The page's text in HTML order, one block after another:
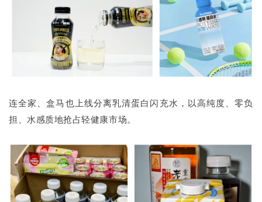
连全家、盒马也上线分离乳清蛋白闪充水，以高纯度、零负
担、水感质地抢占轻健康市场。